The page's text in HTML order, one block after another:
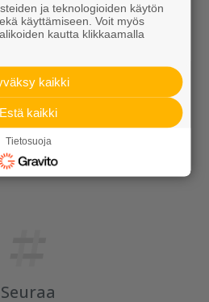
meihin
Ruduksella
Palvelut
Meistä
Seuraa
ja teknologioiden käytön
käyttämiseen. Voit myös
kautta klikkaamalla
kaikki
Estä kaikki
Tietosuoja